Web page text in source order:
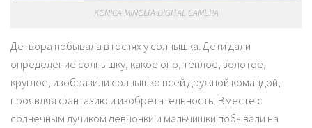
KONICA MINOLTA DIGITAL CAMERA
Детвора побывала в гостях у солнышка. Дети дали
определение солнышку, какое оно, тёплое, золотое,
круглое, изобразили солнышко всей дружной командой,
проявляя фантазию и изобретательность. Вместе с
солнечным лучиком девчонки и мальчишки побывали на